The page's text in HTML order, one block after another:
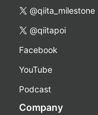
@qiita_milestone
@qiitapoi
Facebook
YouTube
Podcast
Company